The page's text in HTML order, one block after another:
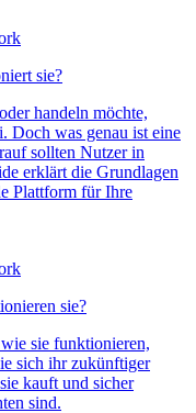
sie?
handeln möchte,
Doch was genau ist eine
sollten Nutzer in
erklärt die Grundlagen
Plattform für Ihre
sie?
sie funktionieren,
sich ihr zukünftiger
kauft und sicher
sind.